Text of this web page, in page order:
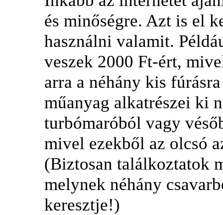
és minőségre. Azt is el
használni valamit.
veszek 2000 Ft-ért,
arra a néhány kis
műanyag alkatrészei ki
turbómaróból vagy
mivel ezekből az olcsó
(Biztosan találkoztatok
melynek néhány
keresztje!)